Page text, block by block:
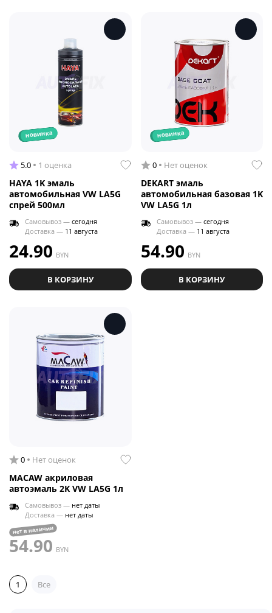
новинка
5.0 1 оценка
HAYA 1K эмаль
автомобильная VW LA5G
спрей 500мл
Самовывоз — сегодня
Доставка — 11 августа
24.90 BYN
В КОРЗИНУ
новинка
0 Нет оценок
DEKART эмаль
автомобильная базовая 1K
VW LA5G 1л
Самовывоз — сегодня
Доставка — 11 августа
54.90 BYN
В КОРЗИНУ
0 Нет оценок
MACAW акриловая
автоэмаль 2K VW LA5G 1л
Самовывоз — нет даты
Доставка — нет даты
нет в наличии
54.90 BYN
1 Все